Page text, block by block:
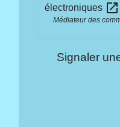
électroniques open_in_new
Médiateur des
Signaler